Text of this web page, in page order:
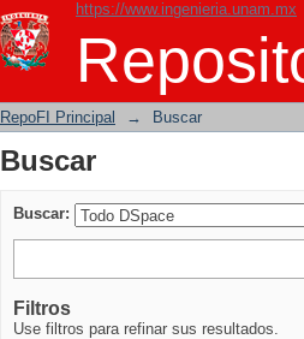
https://www.ingenieria.unam.mx
Buscar
RepoFI Principal → Buscar
Buscar
Buscar:
Filtros
Use filtros para refinar sus resultados.